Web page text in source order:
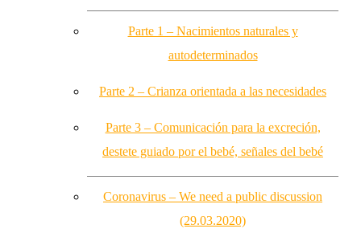
Parte 1 – Nacimientos naturales y
autodeterminados
Parte 2 – Crianza orientada a las necesidades
Parte 3 – Comunicación para la excreción,
destete guiado por el bebé, señales del bebé
Coronavirus – We need a public discussion
(29.03.2020)